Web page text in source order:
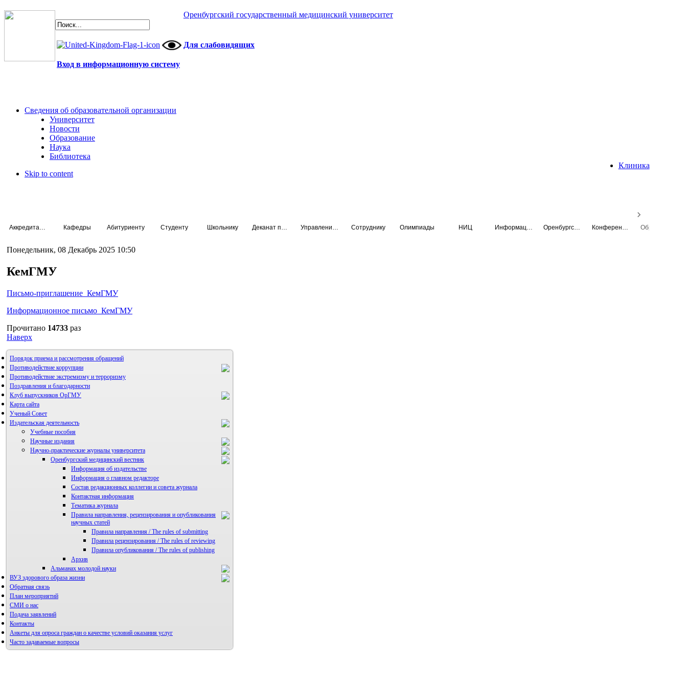
Оренбургский государственный медицинский университет
Для слабовидящих
Вход в информационную систему
Сведения об образовательной организации
Университет
Новости
Образование
Наука
Библиотека
Клиника
Skip to content
Кафедры Абитуриенту Студенту Школьнику Сотруднику Олимпиады НИЦ
Понедельник, 08 Декабрь 2025 10:50
КемГМУ
Письмо-приглашение_КемГМУ
Информационное письмо_КемГМУ
Прочитано 14733 раз
Наверх
Порядок приема и рассмотрения обращений
Противодействие коррупции
Противодействие экстремизму и терроризму
Поздравления и благодарности
Клуб выпускников ОрГМУ
Карта сайта
Ученый Совет
Издательская деятельность
Учебные пособия
Научные издания
Научно-практические журналы университета
Оренбургский медицинский вестник
Информация об издательстве
Информация о главном редакторе
Состав редакционных коллегии и совета журнала
Контактная информация
Тематика журнала
Правила направления, рецензирования и опубликования
научных статей
Правила направления / The rules of submitting
Правила рецензирования / The rules of reviewing
Правила опубликования / The rules of publishing
Архив
Альманах молодой науки
Редакция журнала
ВУЗ здорового образа жизни
Фотогалерея
Обратная связь
План мероприятий
СМИ о нас
Подача заявлений
Контакты
Анкеты для опроса граждан о качестве условий оказания услуг
Часто задаваемые вопросы